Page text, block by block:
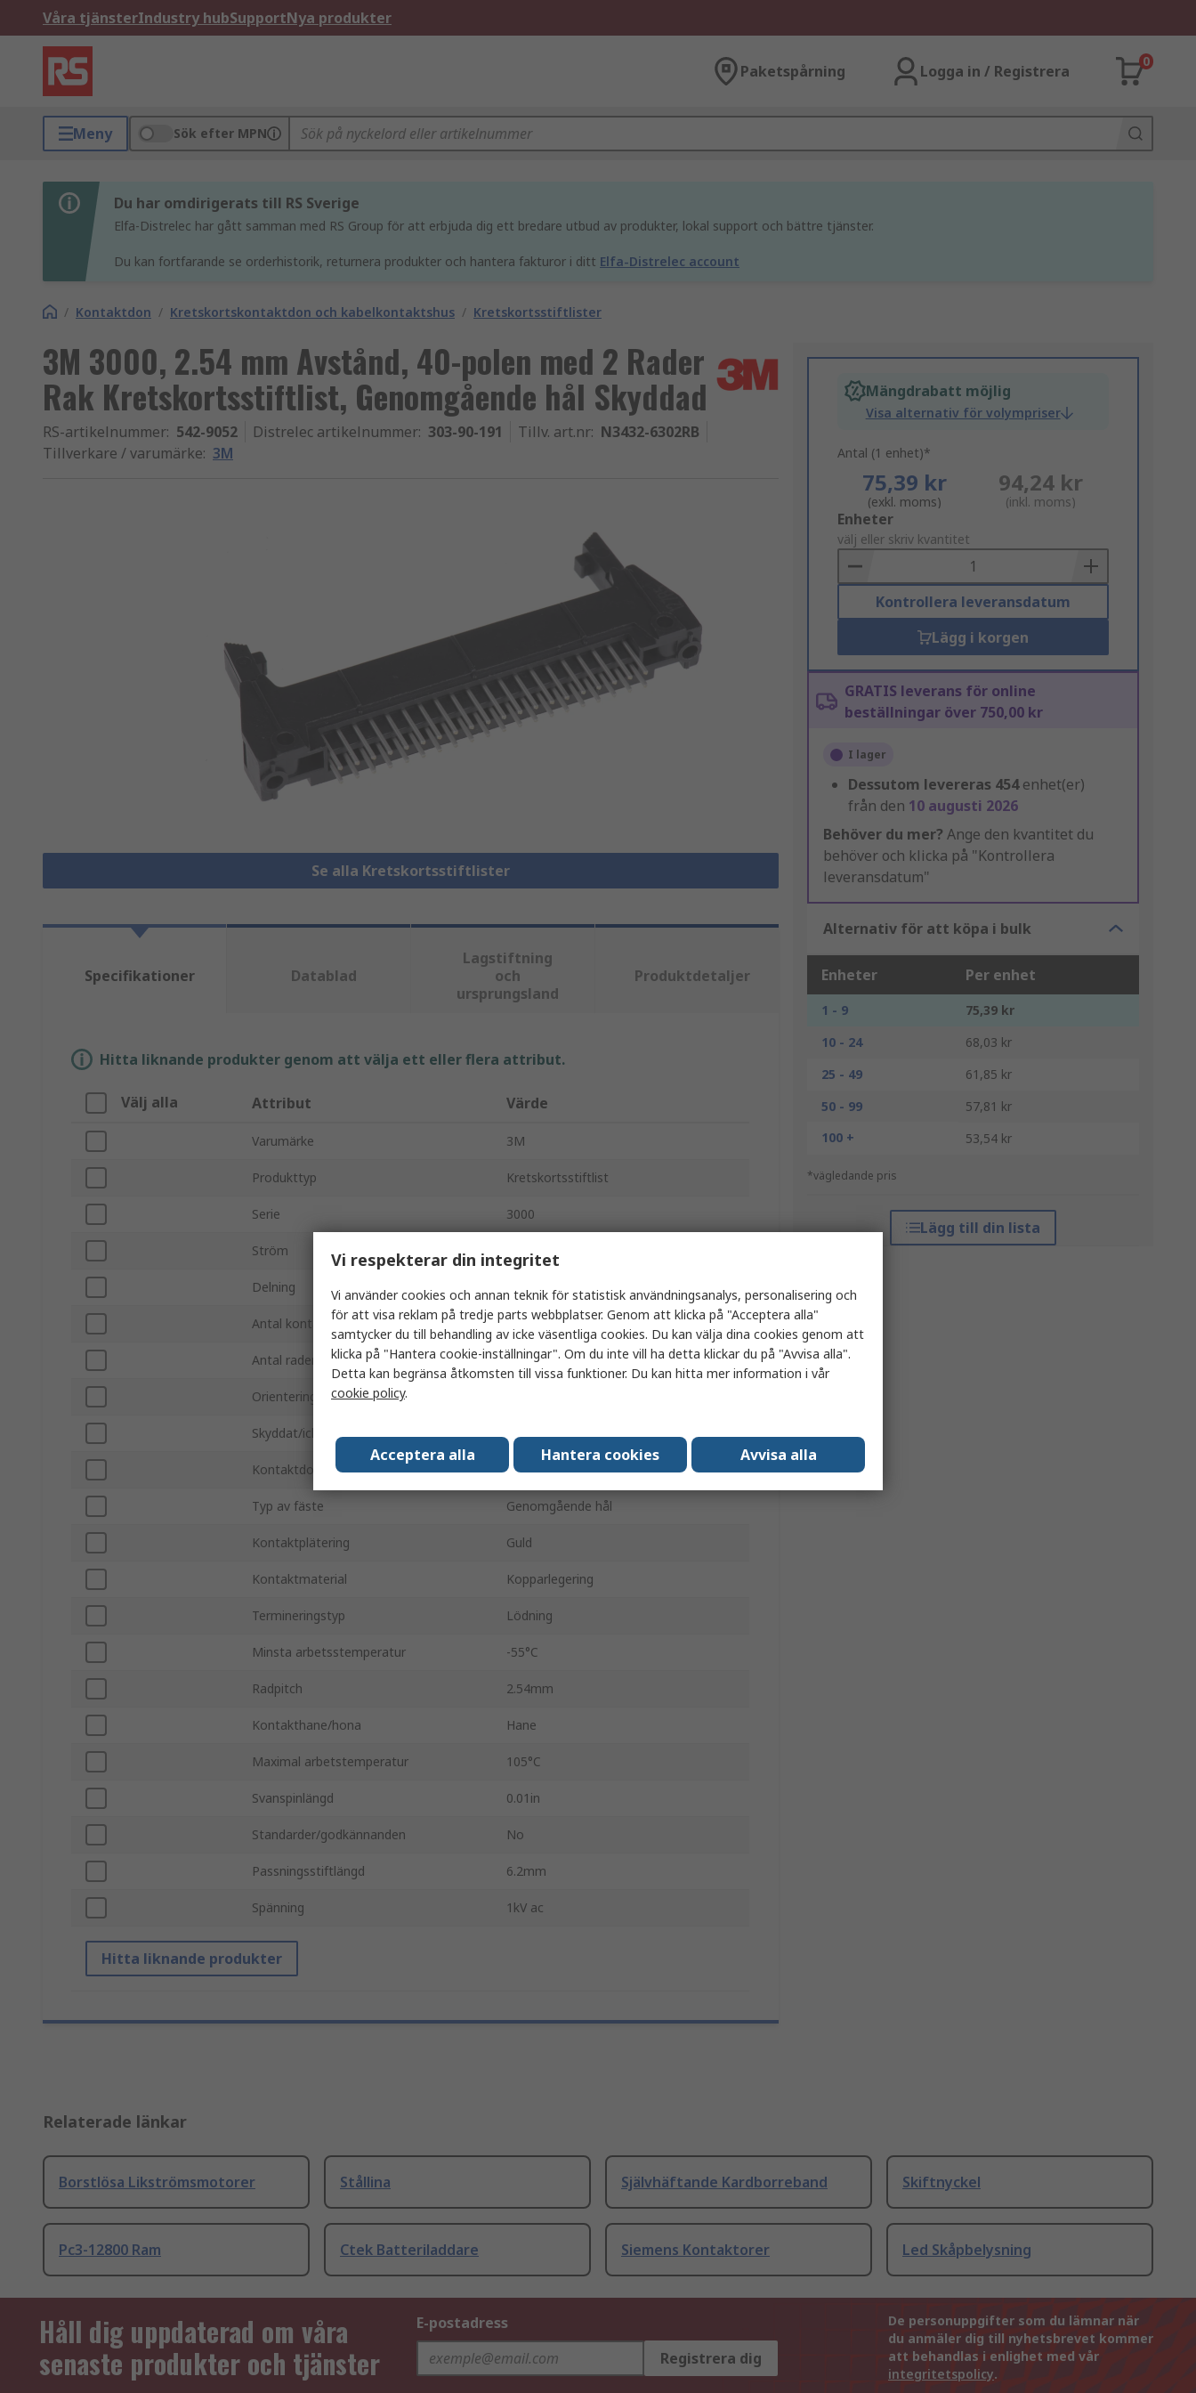
Våra tjänsterIndustry hubSupportNya produkter
Paketspårning Logga in / Registrera
0
Meny Sök efter MPN
Du har omdirigerats till RS Sverige
Elfa-Distrelec har gått samman med RS Group för att erbjuda dig ett bredare utbud av produkter, lokal support och bättre tjänster.
Du kan fortfarande se orderhistorik, returnera produkter och hantera fakturor i ditt Elfa-Distrelec account
/ Kontaktdon / Kretskortskontaktdon och kabelkontaktshus / Kretskortsstiftlister
3M 3000, 2.54 mm Avstånd, 40-polen med 2 Rader
Rak Kretskortsstiftlist, Genomgående hål Skyddad
RS-artikelnummer: 542-9052 Distrelec artikelnummer: 303-90-191 Tillv. art.nr: N3432-6302RB
Tillverkare / varumärke: 3M
Se alla Kretskortsstiftlister
Mängdrabatt möjlig
Visa alternativ för volympriser
Antal (1 enhet)*
75,39 kr
(exkl. moms)
94,24 kr
(inkl. moms)
Add
to
Basket
Enheter
välj eller skriv kvantitet
Kontrollera leveransdatum
Lägg i korgen
GRATIS leverans för online
beställningar över 750,00 kr
I lager
Dessutom levereras 454enhet(er)
från den 10 augusti 2026
Behöver du mer? Ange den kvantitet du
behöver och klicka på "Kontrollera
leveransdatum"
Alternativ för att köpa i bulk
Enheter Per enhet
1 - 9
75,39 kr
10 - 24
68,03 kr
25 - 49
61,85 kr
50 - 99
57,81 kr
100 +
53,54 kr
*vägledande pris
Lägg till din lista
Specifikationer Datablad
Lagstiftning
och
ursprungsland
Produktdetaljer
Hitta liknande produkter genom att välja ett eller flera attribut.
Välj alla Attribut Värde
Varumärke 3M
Produkttyp Kretskortsstiftlist
Serie 3000
Ström
Delning 2.54mm
Antal kontakter 40
Antal rader 2
Orientering
Skyddat/icke-skyddat Skyddad
Kontaktdonssystem Kort-till-kort, Kabel-till-kort
Typ av fäste Genomgående hål
Kontaktplätering Guld
Kontaktmaterial Kopparlegering
Termineringstyp Lödning
Minsta arbetsstemperatur -55°C
Radpitch 2.54mm
Kontakthane/hona Hane
Maximal arbetstemperatur 105°C
Svanspinlängd 0.01in
Standarder/godkännanden No
Passningsstiftlängd 6.2mm
Spänning 1kV ac
Hitta liknande produkter
Relaterade länkar
Borstlösa Likströmsmotorer Stållina Självhäftande Kardborreband Skiftnyckel
Pc3-12800 Ram Ctek Batteriladdare Siemens Kontaktorer Led Skåpbelysning
Håll dig uppdaterad om våra
senaste produkter och tjänster
E-postadress
Registrera dig
De personuppgifter som du lämnar när
du anmäler dig till nyhetsbrevet kommer
att behandlas i enlighet med vår
integritetspolicy.
Vi respekterar din integritet
Vi använder cookies och annan teknik för statistisk användningsanalys, personalisering och
för att visa reklam på tredje parts webbplatser. Genom att klicka på "Acceptera alla"
samtycker du till behandling av icke väsentliga cookies. Du kan välja dina cookies genom att
klicka på "Hantera cookie-inställningar". Om du inte vill ha detta klickar du på "Avvisa alla".
Detta kan begränsa åtkomsten till vissa funktioner. Du kan hitta mer information i vår
cookie policy.
Acceptera alla Hantera cookies Avvisa alla